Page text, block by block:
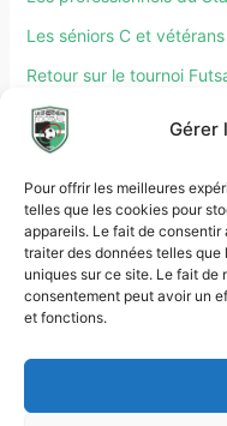
Gérer
Pour offrir les meilleures
telles que les cookies pour
appareils. Le fait de
traiter des données telles
uniques sur ce site. Le fait de
consentement peut avoir un
et fonctions.
Les séniors C et
Retour sur le tournoi
Retour sur le tournoi
Rechercher :